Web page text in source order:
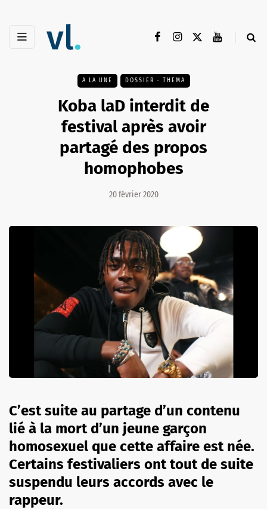
A LA UNE DOSSIER - THEMA
Koba laD interdit de
festival après avoir
partagé des propos
homophobes
20 février 2020
C’est suite au partage d’un contenu
lié à la mort d’un jeune garçon
homosexuel que cette affaire est née.
Certains festivaliers ont tout de suite
suspendu leurs accords avec le
rappeur.